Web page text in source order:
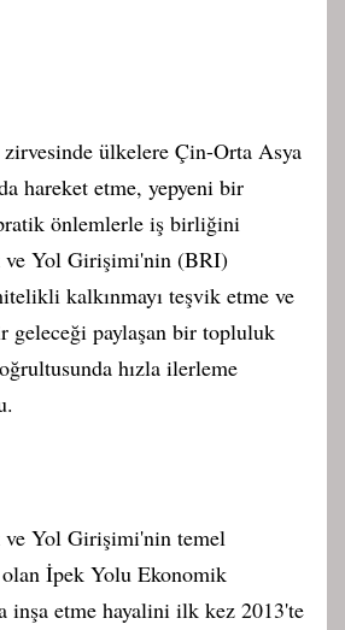
ülkelere Çin-Orta Asya
hareket etme, yepyeni bir
önlemlerle iş birliğini
ve Yol Girişimi'nin (BRI)
kalkınmayı teşvik etme ve
geleceği paylaşan bir topluluk
hızla ilerleme
Yol Girişimi'nin temel
İpek Yolu Ekonomik
inşa etme hayalini ilk kez 2013'te